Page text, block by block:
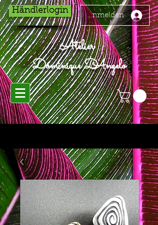
Händlerlogin
Anmelden
Atelier
Dominique D'Angelo